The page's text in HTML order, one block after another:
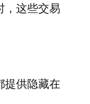
，这些交易
提供隐藏在